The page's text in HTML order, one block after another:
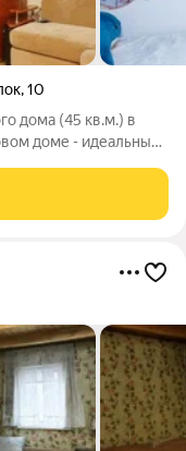
,10
дома (45 кв.м.) в
доме - идеальный
для здоровья и